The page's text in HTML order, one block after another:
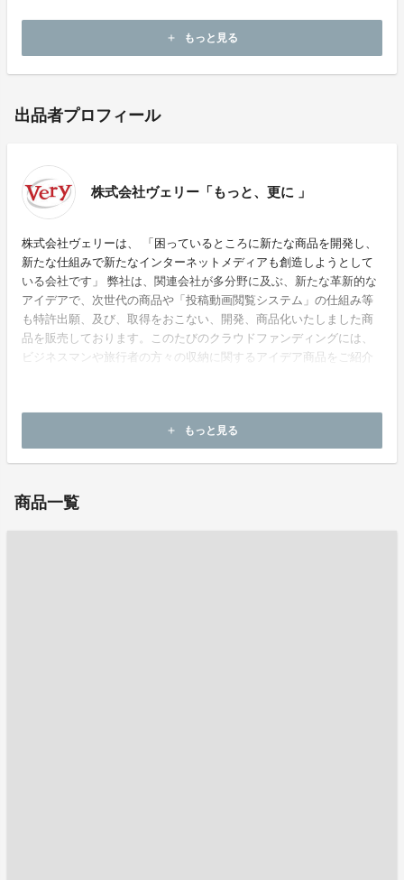
add もっと見る
出品者プロフィール
株式会社ヴェリー「もっと、更に 」
株式会社ヴェリーは、 「困っているところに新たな商品を開発し、
新たな仕組みで新たなインターネットメディアも創造しようとして
いる会社です」 弊社は、関連会社が多分野に及ぶ、新たな革新的な
アイデアで、次世代の商品や「投稿動画閲覧システム」の仕組み等
も特許出願、及び、取得をおこない、開発、商品化いたしました商
品を販売しております。このたびのクラウドファンディングには、
ビジネスマンや旅行者の方々の収納に関するアイデア商品をご紹介
add もっと見る
商品一覧